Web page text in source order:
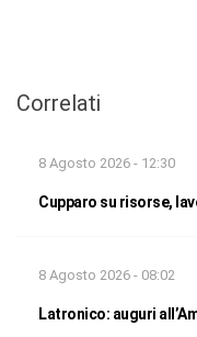
Correlati
8 Agosto 2026 - 12:30
Cupparo su risorse,
8 Agosto 2026 - 08:02
Latronico: auguri